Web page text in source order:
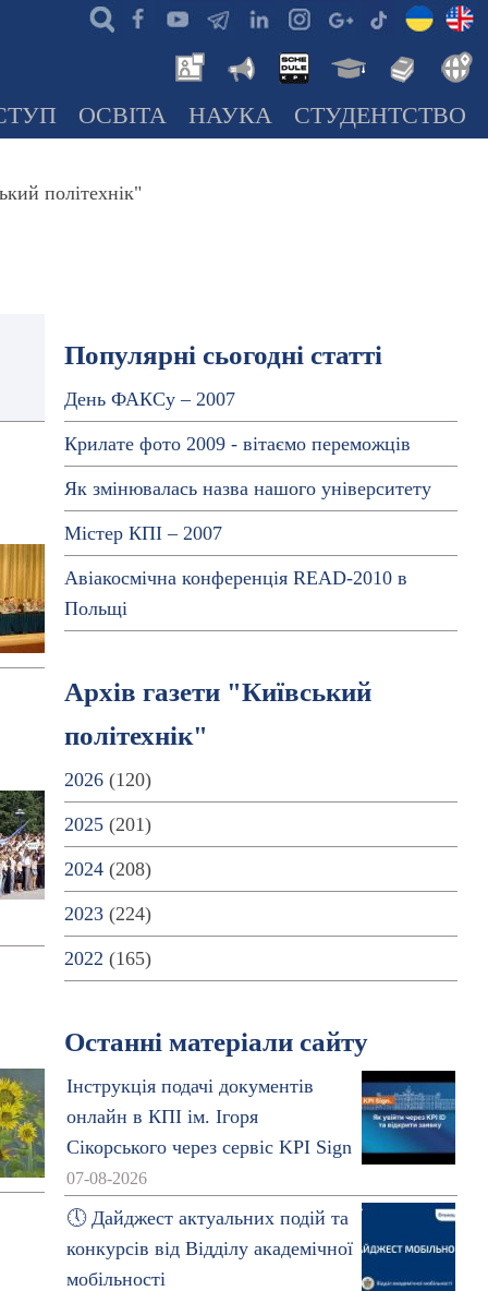
ОСВІТА НАУКА СТУДЕНТСТВО
політехнік"
Популярні сьогодні статті
День ФАКСу – 2007
Крилате фото 2009 - вітаємо переможців
Як змінювалась назва нашого університету
Містер КПІ – 2007
Авіакосмічна конференція READ-2010 в
Польщі
Архів газети "Київський
політехнік"
2026(120)
2025(201)
2024(208)
2023(224)
2022 (165)
Останні матеріали сайту
Інструкція подачі документів
онлайн в КПІ ім. Ігоря
Сікорського через сервіс KPI Sign
07-08-2026
🕔 Дайджест актуальних подій та
конкурсів від Відділу академічної
мобільності